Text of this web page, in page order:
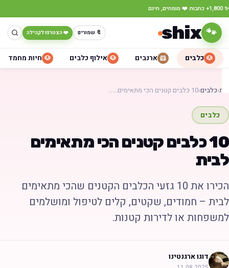
·❤️ מומחים, חינם
🐾
shix 🔖 שמורים ❤️ הצטרפו לקהילה
🐶 כלבים 🐹 ארנבים 🐶 אילוף כלבים 🐶 חיות מחמד
›כלבים›10 כלבים קטנים הכי מתאימים……
כלבים
10 כלבים קטנים הכי מתאימים
הכירו את 10 גזעי הכלבים הקטנים שהכי מתאימים
– חמודים, שקטים, קלים לטיפול ומושלמים
או לדירות קטנות.
דוגו ארגנטינו